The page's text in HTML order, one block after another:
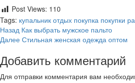
Post Views: 110
Tags: купальник отдых покупка покупки
Post
navigation
Назад Как выбрать мужское пальто
Далее Стильная женская одежда оптом
Добавить комментарий
Для отправки комментария вам